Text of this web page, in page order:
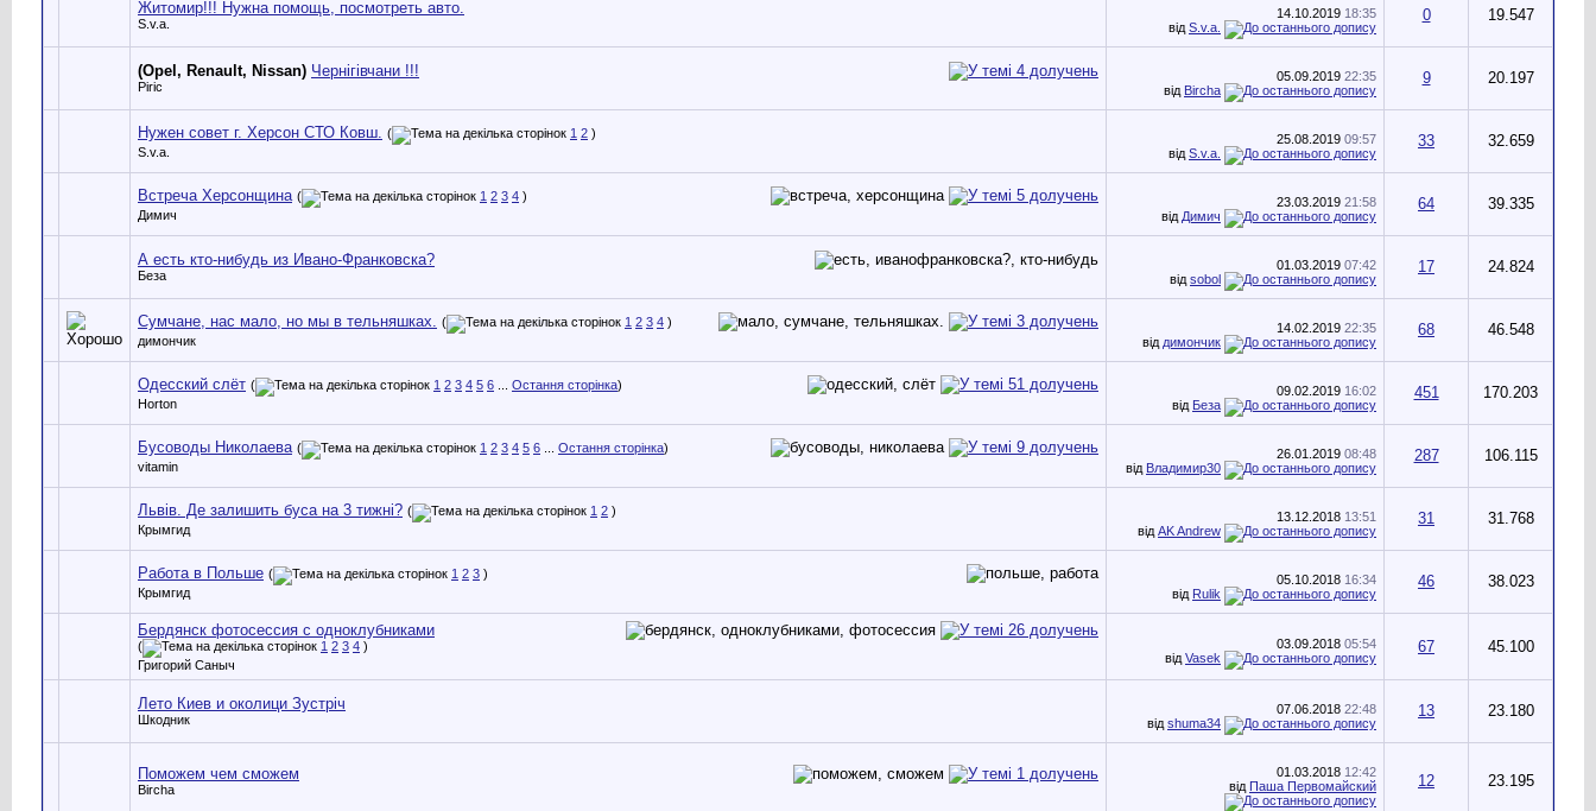
Житомир!!! Нужна помощь, посмотреть авто.
S.v.a.
14.10.2019 18:35
від S.v.a.
0 19.547
(Opel, Renault, Nissan) Чернігівчани !!!
Piric
05.09.2019 22:35
від Bircha
9 20.197
Нужен совет г. Херсон СТО Ковш. ( 1 2 )
S.v.a.
25.08.2019 09:57
від S.v.a.
33 32.659
Встреча Херсонщина ( 1 2 3 4 )
Димич
23.03.2019 21:58
від Димич
64 39.335
А есть кто-нибудь из Ивано-Франковска?
Беза
01.03.2019 07:42
від sobol
17 24.824
Сумчане, нас мало, но мы в тельняшках. ( 1 2 3 4 )
димончик
14.02.2019 22:35
від димончик
68 46.548
Одесский слёт ( 1 2 3 4 5 6 Остання сторінка)
Horton
09.02.2019 16:02
від Беза
451 170.203
Бусоводы Николаева ( 1 2 3 4 5 6 Остання сторінка)
vitamin
26.01.2019 08:48
від Владимир30
287 106.115
Львів. Де залишить буса на 3 тижні? ( 1 2 )
Крымгид
13.12.2018 13:51
від AK Andrew
31 31.768
Работа в Польше ( 1 2 3 )
Крымгид
05.10.2018 16:34
від Rulik
46 38.023
Бердянск фотосессия с одноклубниками
( 1 2 3 4 )
Григорий Саныч
03.09.2018 05:54
від Vasek
67 45.100
Лето Киев и околици Зустріч
Шкодник
07.06.2018 22:48
від shuma34
13 23.180
Поможем чем сможем
Bircha
01.03.2018 12:42
від Паша Первомайский 12 23.195